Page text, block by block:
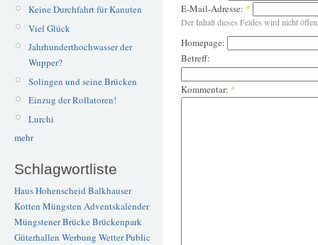
Keine Durchfahrt für Kanuten
Viel Glück
Jahrhunderthochwasser der
Wupper?
Solingen und seine Brücken
Einzug der Rollatoren!
Lurchi
mehr
Schlagwortliste
Haus Hohenscheid Balkhauser
Kotten Müngsten Adventskalender
Müngstener BrückeBrückenpark
Güterhallen Werbung WetterPublic
E-Mail-Adresse: *
Der Inhalt dieses Feldes wird nicht
Homepage:
Betreff:
Kommentar: *